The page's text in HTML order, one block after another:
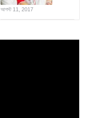
আগস্ট 11, 2017